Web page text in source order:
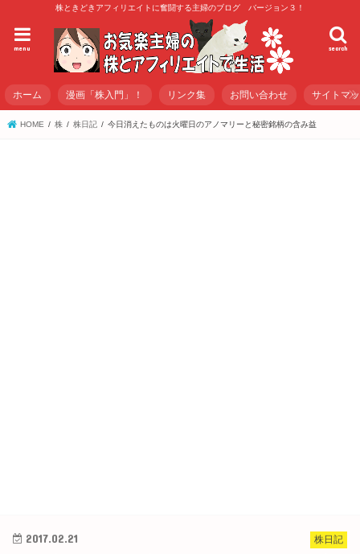
株ときどきアフィリエイトに奮闘する主婦のブログ バージョン３！
search
menu
ホーム 漫画「株入門」！ リンク集 お問い合わせ サイトマ
HOME 株 株日記 今日消えたものは火曜日のアノマリーと秘密銘柄の含み益
株日記
2017.02.21